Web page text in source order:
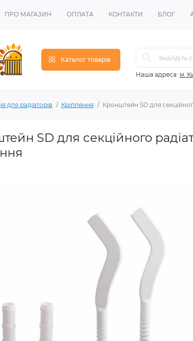
ПРО МАГАЗИН ОПЛАТА КОНТАКТИ БЛОГ
Каталог товарів
Наша адреса: м.
для радіаторів Кріплення Кронштейн SD для
SD для секційного